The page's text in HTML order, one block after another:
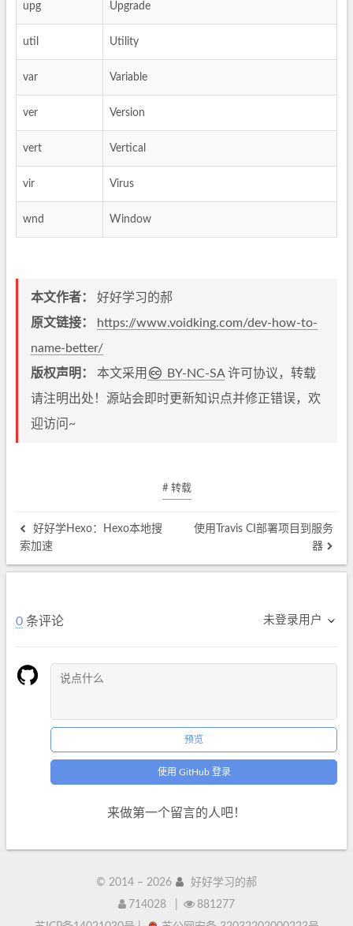
upg Upgrade
util Utility
var Variable
ver Version
vert Vertical
vir Virus
wnd Window
本文作者：
好好学习的郝
原文链接：
https://www.voidking.com/dev-how-to-
name-better/
版权声明：
本文采用 BY-NC-SA许可协议，转载
请注明出处！源站会即时更新知识点并修正错误，欢
迎访问~
# 转载
好好学Hexo：Hexo本地搜
索加速
使用Travis CI部署项目到服务
器
0 条评论 未登录用户
预览
使用 GitHub 登录
来做第一个留言的人吧！
© 2014 – 2026
好好学习的郝
714028
881277